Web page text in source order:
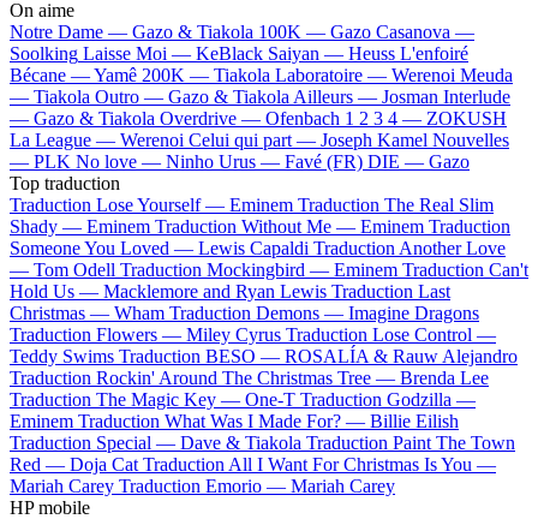
On aime
Notre Dame — Gazo & Tiakola 100K — Gazo Casanova —
Soolking Laisse Moi — KeBlack Saiyan — Heuss L'enfoiré
Bécane —Yamê 200K — Tiakola Laboratoire — Werenoi Meuda
— Tiakola Outro — Gazo & Tiakola Ailleurs — Josman Interlude
— Gazo & Tiakola Overdrive — Ofenbach 1 2 3 4 — ZOKUSH
La League — Werenoi Celui qui part — Joseph Kamel Nouvelles
— PLK No love — Ninho Urus — Favé (FR) DIE — Gazo
Top traduction
Traduction Lose Yourself — Eminem Traduction The Real Slim
Shady — Eminem Traduction Without Me — Eminem Traduction
Someone You Loved — Lewis Capaldi Traduction Another Love
— Tom Odell Traduction Mockingbird — Eminem Traduction Can't
Hold Us — Macklemore and Ryan Lewis Traduction Last
Christmas — Wham Traduction Demons — Imagine Dragons
Traduction Flowers — Miley Cyrus Traduction Lose Control —
Teddy Swims Traduction BESO — ROSALÍA & Rauw Alejandro
Traduction Rockin' Around The Christmas Tree — Brenda Lee
Traduction The Magic Key — One-T Traduction Godzilla —
Eminem Traduction What Was I Made For? — Billie Eilish
Traduction Special — Dave & Tiakola Traduction Paint The Town
Red — Doja Cat Traduction All I Want For Christmas Is You —
Mariah Carey Traduction Emorio — Mariah Carey
HP mobile